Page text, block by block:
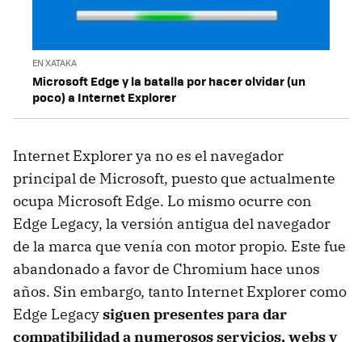
EN XATAKA
Microsoft Edge y la batalla por hacer olvidar (un
poco) a Internet Explorer
Internet Explorer ya no es el navegador
principal de Microsoft, puesto que actualmente
ocupa Microsoft Edge. Lo mismo ocurre con
Edge Legacy, la versión antigua del navegador
de la marca que venía con motor propio. Este fue
abandonado a favor de Chromium hace unos
años. Sin embargo, tanto Internet Explorer como
Edge Legacysiguen presentes para dar
compatibilidad a numerosos servicios, webs y